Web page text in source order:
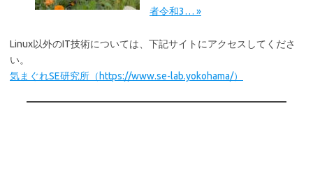
者令和3… »
Linux以外のIT技術については、下記サイトにアクセスしてくださ
い。
気まぐれSE研究所（https://www.se-lab.yokohama/）